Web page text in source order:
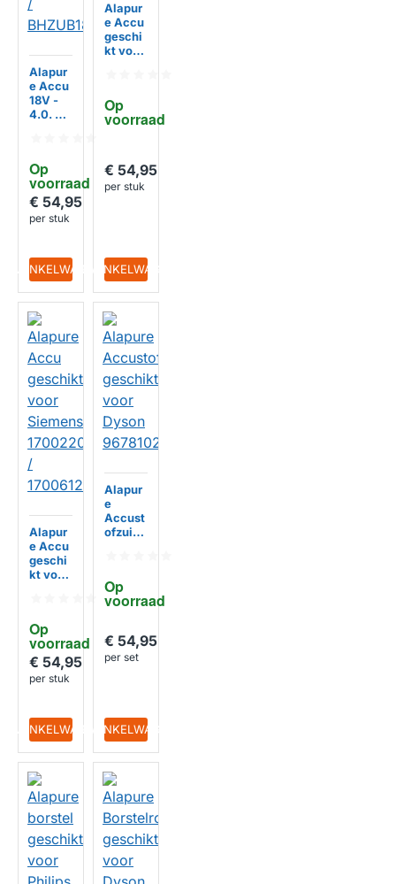
HUISMERK
Op
voorraad
Alapur
e Accu
18V -
4.0. Ah
s
170065
37 /
BHZUB
1840
€ 54,95
per stuk
IN WINKELWAGEN
Op
voorraad
Alapur
e Accu
geschi
kt voor
170061
27
€ 54,95
per stuk
IN WINKELWAGEN
HUISMERK
Op
voorraad
Alapur
e Accu
geschi
kt voor
07 /
170061
27
€ 54,95
per stuk
IN WINKELWAGEN
HUISMERK
Op
voorraad
Alapur
e
Accust
ofzuige
Dyson
967810
€ 54,95
per set
IN WINKELWAGEN